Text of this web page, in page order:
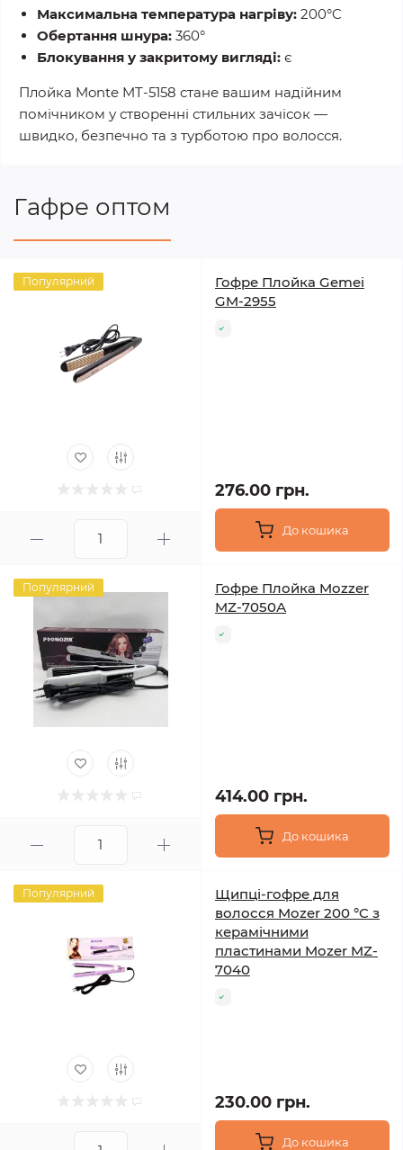
Максимальна температура нагріву: 200°C
Обертання шнура: 360°
Блокування у закритому вигляді: є
Плойка Monte MT-5158 стане вашим надійним
помічником у створенні стильних зачісок —
швидко, безпечно та з турботою про волосся.
Гафре оптом
Популярний
Гофре Плойка Gemei
GM-2955
276.00 грн.
До кошика
Популярний
Гофре Плойка Mozzer
MZ-7050А
414.00 грн.
До кошика
Популярний
Щипці-гофре для
волосся Mozer 200 °C з
керамічними
пластинами Mozer MZ-
7040
230.00 грн.
До кошика